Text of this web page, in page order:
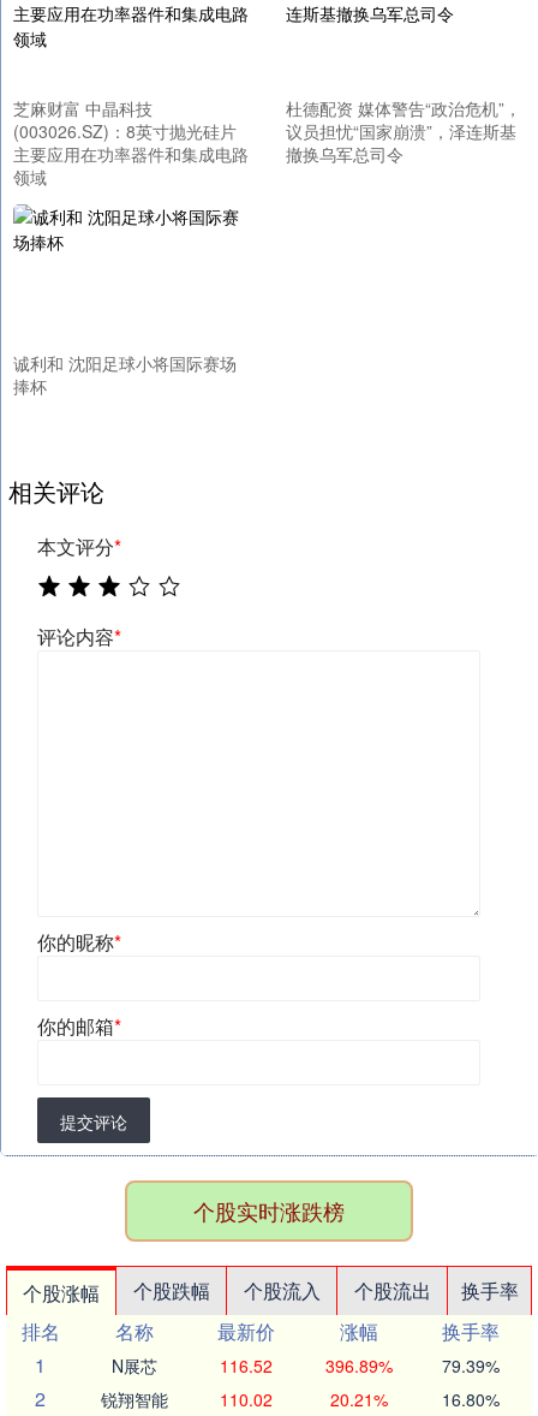
芝麻财富 中晶科技
(003026.SZ)：8英寸抛光硅片
主要应用在功率器件和集成电路
领域
杜德配资 媒体警告“政治危机”，
议员担忧“国家崩溃”，泽连斯基
撤换乌军总司令
诚利和 沈阳足球小将国际赛场
捧杯
相关评论
本文评分*
评论内容*
你的昵称*
你的邮箱*
提交评论
个股实时涨跌榜
个股涨幅 个股跌幅 个股流入 个股流出
换手率
排名
名称 最新价 涨幅
换手率
1
N展芯 116.52 396.89% 79.39%
2 锐翔智能 110.02 20.21% 16.80%